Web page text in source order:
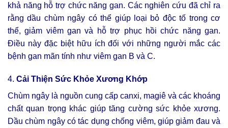
khả năng hỗ trợ chức năng gan. Các nghiên cứu đã chỉ ra
rằng dầu chùm ngây có thể giúp loại bỏ độc tố trong cơ
thể, giảm viêm gan và hỗ trợ phục hồi chức năng gan.
Điều này đặc biệt hữu ích đối với những người mắc các
bệnh gan mãn tính như viêm gan B và C.
4. Cải Thiện Sức Khỏe Xương Khớp
Chùm ngây là nguồn cung cấp canxi, magiê và các khoáng
chất quan trọng khác giúp tăng cường sức khỏe xương.
Dầu chùm ngây có tác dụng chống viêm, giúp giảm đau và